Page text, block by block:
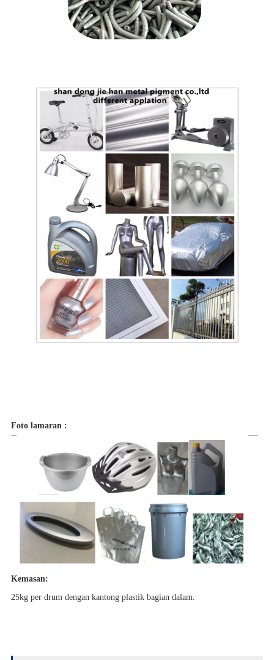
Foto lamaran :
Kemasan:
25kg per drum dengan kantong plastik bagian dalam.